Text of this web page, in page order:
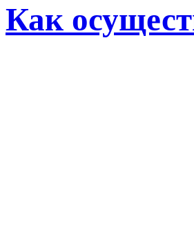
Как